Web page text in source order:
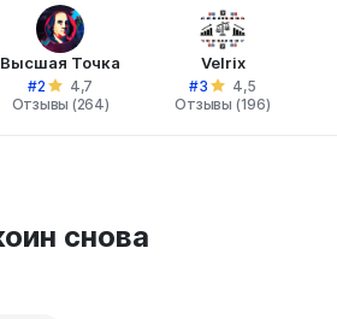
Высшая Точка
#2
4,7
Отзывы (264)
Velrix
#3
4,5
Отзывы (196)
снова